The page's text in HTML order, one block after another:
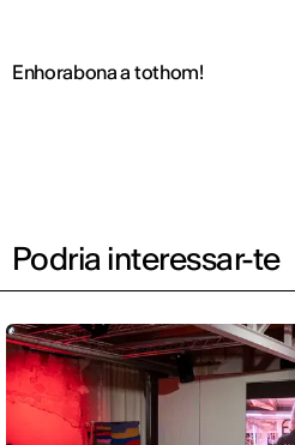
Enhorabona a tothom!
Podria interessar-te